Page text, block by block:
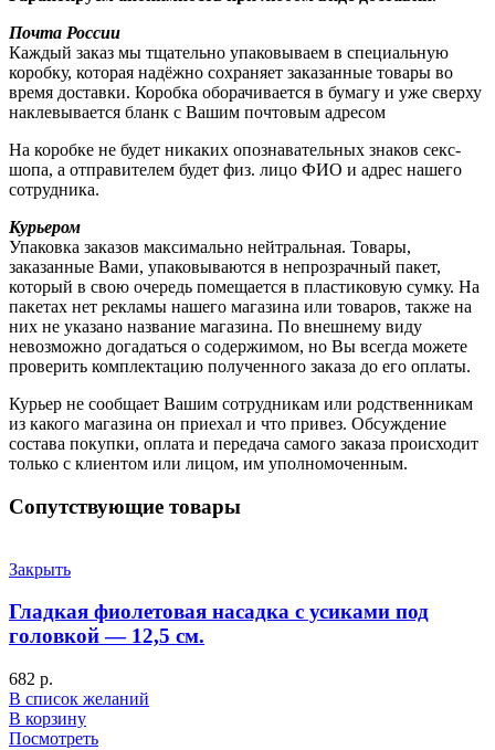
Почта России
Каждый заказ мы тщательно упаковываем в специальную
коробку, которая надёжно сохраняет заказанные товары во
время доставки. Коробка оборачивается в бумагу и уже сверху
наклевывается бланк с Вашим почтовым адресом
На коробке не будет никаких опознавательных знаков секс-
шопа, а отправителем будет физ. лицо ФИО и адрес нашего
сотрудника.
Курьером
Упаковка заказов максимально нейтральная. Товары,
заказанные Вами, упаковываются в непрозрачный пакет,
который в свою очередь помещается в пластиковую сумку. На
пакетах нет рекламы нашего магазина или товаров, также на
них не указано название магазина. По внешнему виду
невозможно догадаться о содержимом, но Вы всегда можете
проверить комплектацию полученного заказа до его оплаты.
Курьер не сообщает Вашим сотрудникам или родственникам
из какого магазина он приехал и что привез. Обсуждение
состава покупки, оплата и передача самого заказа происходит
только с клиентом или лицом, им уполномоченным.
Сопутствующие товары
Закрыть
Гладкая фиолетовая насадка с усиками под
головкой — 12,5 см.
682 р.
В список желаний
В корзину
Посмотреть